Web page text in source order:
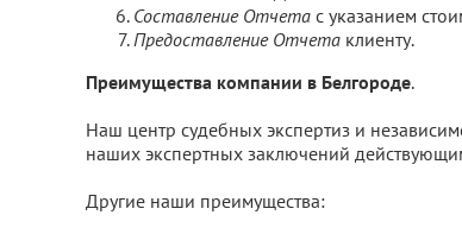
Составление Отчета с указанием
Предоставление Отчета клиенту.
Преимущества компании в Белгороде.
Наш центр судебных экспертиз и
наших экспертных заключений
Другие наши преимущества: